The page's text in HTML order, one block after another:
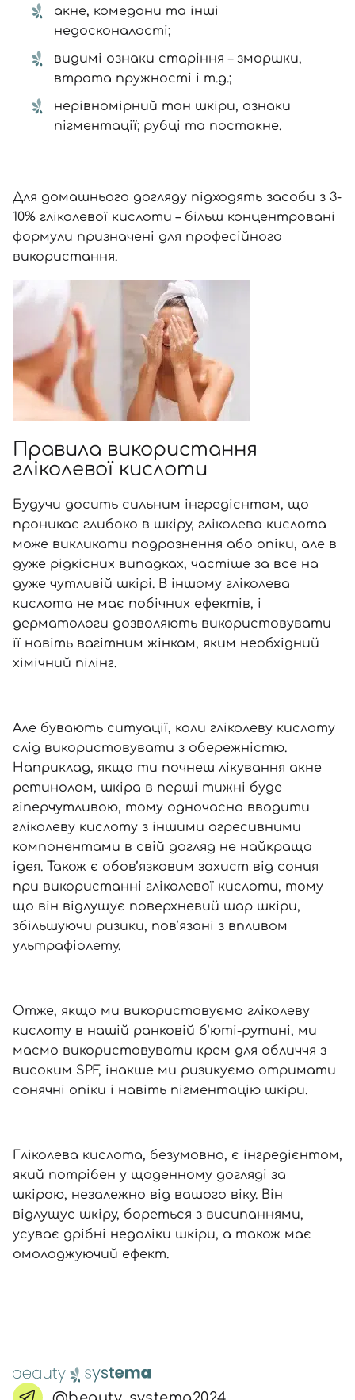
акне, комедони та інші
недосконалості;
видимі ознаки старіння – зморшки,
втрата пружності і т.д.;
нерівномірний тон шкіри, ознаки
пігментації; рубці та постакне.
Для домашнього догляду підходять засоби з 3-
10% гліколевої кислоти – більш концентровані
формули призначені для професійного
використання.
Правила використання
гліколевої кислоти
Будучи досить сильним інгредієнтом, що
проникає глибоко в шкіру, гліколева кислота
може викликати подразнення або опіки, але в
дуже рідкісних випадках, частіше за все на
дуже чутливій шкірі. В іншому гліколева
кислота не має побічних ефектів, і
дерматологи дозволяють використовувати
її навіть вагітним жінкам, яким необхідний
хімічний пілінг.
Але бувають ситуації, коли гліколеву кислоту
слід використовувати з обережністю.
Наприклад, якщо ти почнеш лікування акне
ретинолом, шкіра в перші тижні буде
гіперчутливою, тому одночасно вводити
гліколеву кислоту з іншими агресивними
компонентами в свій догляд не найкраща
ідея. Також є обов’язковим захист від сонця
при використанні гліколевої кислоти, тому
що він відлущує поверхневий шар шкіри,
збільшуючи ризики, пов’язані з впливом
ультрафіолету.
Отже, якщо ми використовуємо гліколеву
кислоту в нашій ранковій б’юті-рутині, ми
маємо використовувати крем для обличчя з
високим SPF, інакше ми ризикуємо отримати
сонячні опіки і навіть пігментацію шкіри.
Гліколева кислота, безумовно, є інгредієнтом,
який потрібен у щоденному догляді за
шкірою, незалежно від вашого віку. Він
відлущує шкіру, бореться з висипаннями,
усуває дрібні недоліки шкіри, а також має
омолоджуючий ефект.